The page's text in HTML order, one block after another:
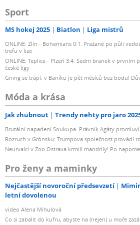
Sport
MS hokej 2025 Biatlon Liga mistrů
ONLINE: Zlín - Bohemians 0:1. Pražané po půli
trefu v lize
ONLINE: Teplice - Plzeň 3:4. Sedm branek v prvním
české ligy
Gning se trápí: v Baníku je pět měsíců bez bodu!
Móda a krása
Jak zhubnout Trendy nehty pro jaro
Brutální napadení Soukupa. Právník Agáty promluvil
Rozruch v Grónsku: Trumpova společnost provádí
Neurvalci v Zoo Ostrava krmili mandrily! Po
Pro ženy a maminky
Nejčastější novoroční předsevzetí
letní dovolenou
video Alena Mihulová
Co si zabalit do kufru, abyste na (nejen) u moře